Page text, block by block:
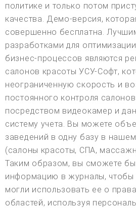
политике и только потом
качества. Демо-версия,
совершенно бесплатна.
разработками для
бизнес-процессов являются
салонов красоты УСУ-Софт,
неограниченную скорость и
постоянного контроля
посредством видеокамер и
систему учета. Вы можете
заведений в одну базу в нашем
(салоны красоты, СПА,
Таким образом, вы сможете
информацию в журналы, чтобы
могли использовать ее о
областей, используя